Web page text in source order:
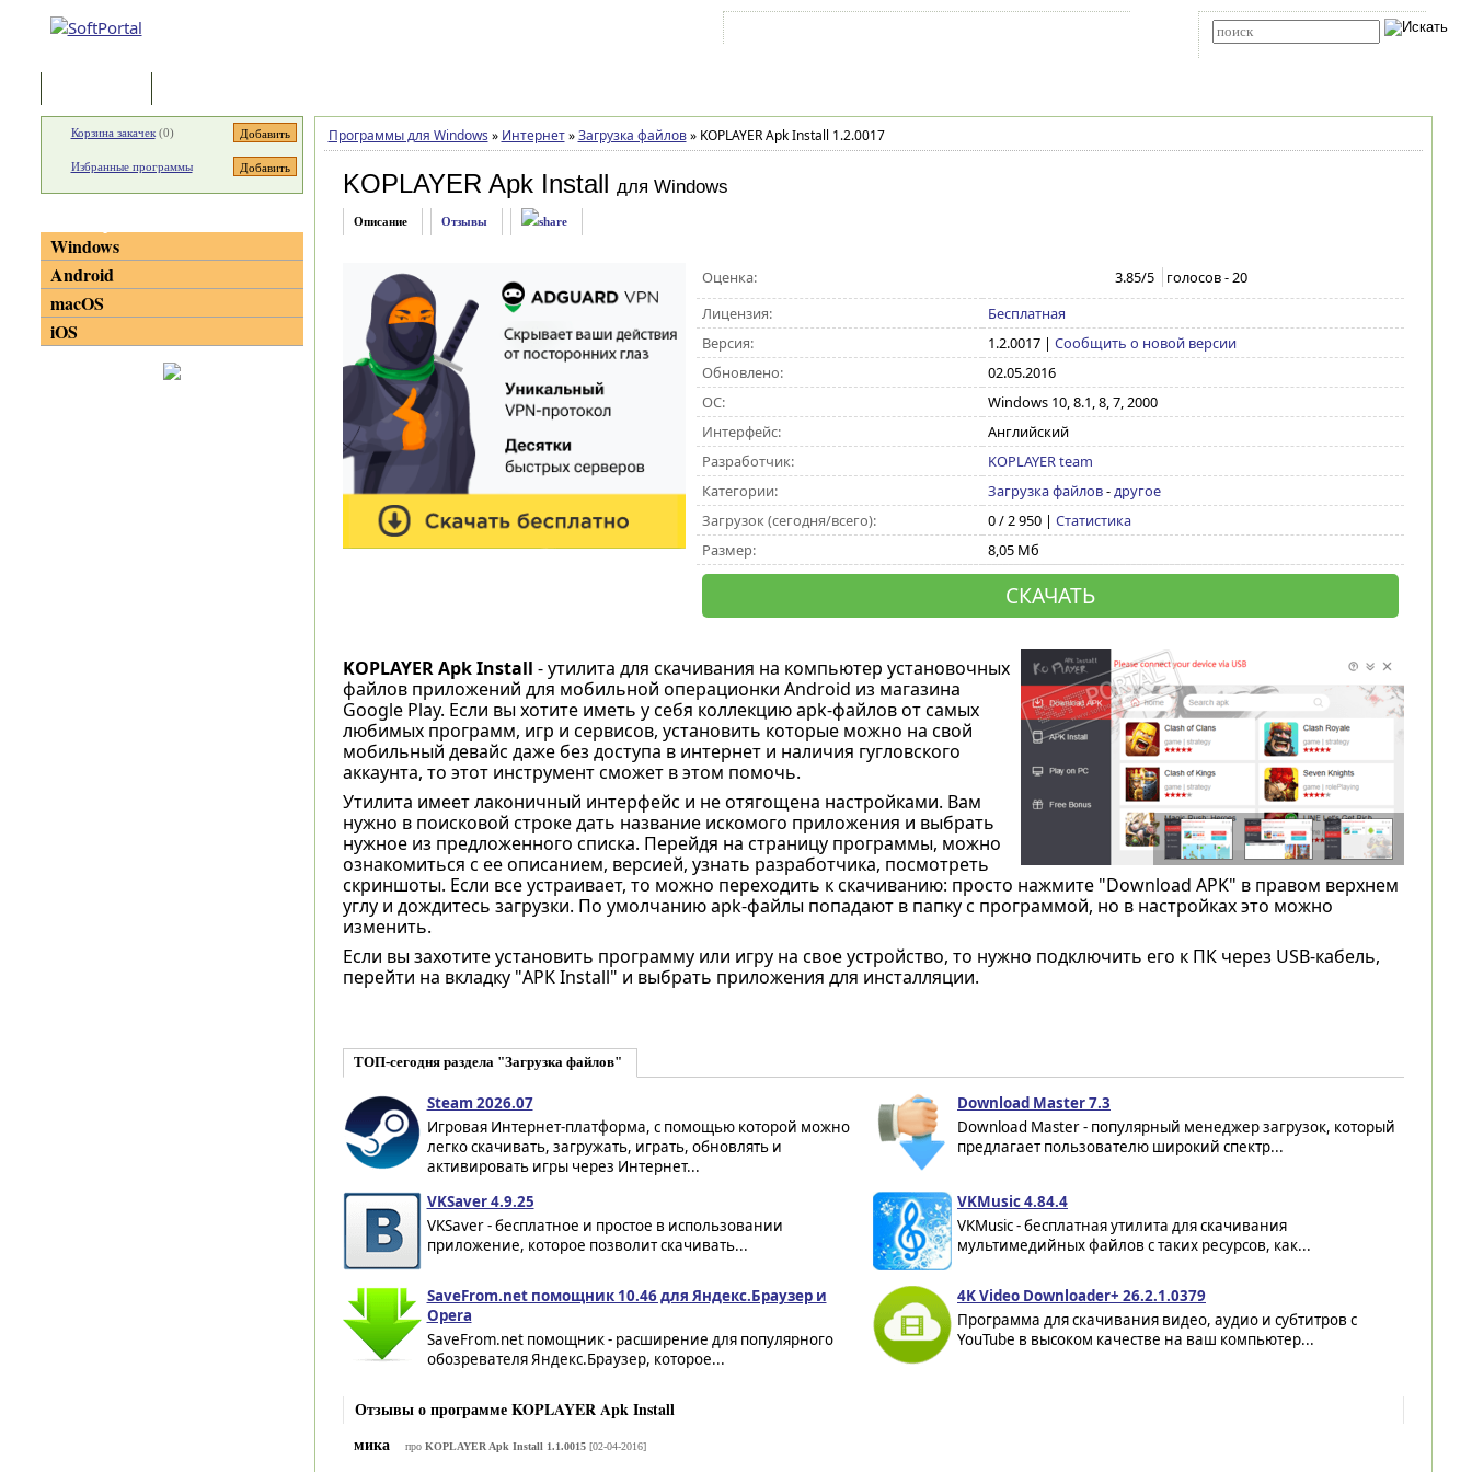
Программы для Windows » Интернет » Загрузка файлов »KOPLAYER Apk Install 1.2.0017
KOPLAYER Apk Install для Windows
Описание Отзывы
Оценка: 3.85/5 голосов -20
Лицензия:
Бесплатная
Версия:
1.2.0017| Сообщить о новой версии
Обновлено:
02.05.2016
ОС:
Windows 10, 8.1, 8, 7, 2000
Интерфейс:
Английский
Разработчик:
KOPLAYER team
Категории:
Загрузка файлов-другое
Загрузок (сегодня/всего):
0 / 2 950 | Статистика
Размер:
8,05 Мб
СКАЧАТЬ
KOPLAYER Apk Install - утилита для скачивания на компьютер установочных
файлов приложений для мобильной операционки Android из магазина
Google Play. Если вы хотите иметь у себя коллекцию apk-файлов от самых
любимых программ, игр и сервисов, установить которые можно на свой
мобильный девайс даже без доступа в интернет и наличия гугловского
аккаунта, то этот инструмент сможет в этом помочь.
Утилита имеет лаконичный интерфейс и не отягощена настройками. Вам
нужно в поисковой строке дать название искомого приложения и выбрать
нужное из предложенного списка. Перейдя на страницу программы, можно
ознакомиться с ее описанием, версией, узнать разработчика, посмотреть
скриншоты. Если все устраивает, то можно переходить к скачиванию: просто нажмите "Download APK" в правом верхнем
углу и дождитесь загрузки. По умолчанию apk-файлы попадают в папку с программой, но в настройках это можно
изменить.
Если вы захотите установить программу или игру на свое устройство, то нужно подключить его к ПК через USB-кабель,
перейти на вкладку "APK Install" и выбрать приложения для инсталляции.
ТОП-сегодня раздела "Загрузка файлов"
Steam 2026.07
Игровая Интернет-платформа, с помощью которой можно
легко скачивать, загружать, играть, обновлять и
активировать игры через Интернет...
Download Master 7.3
Download Master - популярный менеджер загрузок, который
предлагает пользователю широкий спектр...
VKSaver 4.9.25
VKSaver - бесплатное и простое в использовании
приложение, которое позволит скачивать...
VKMusic 4.84.4
VKMusic - бесплатная утилита для скачивания
мультимедийных файлов с таких ресурсов, как...
SaveFrom.net помощник 10.46 для Яндекс.Браузер и
Opera
SaveFrom.net помощник - расширение для популярного
обозревателя Яндекс.Браузер, которое...
4K Video Downloader+ 26.2.1.0379
Программа для скачивания видео, аудио и субтитров с
YouTube в высоком качестве на ваш компьютер...
Отзывы о программе KOPLAYER Apk Install
мика
про KOPLAYER Apk Install 1.1.0015[02-04-2016]
Корзина закачек(0)
Избранные программы
Windows
Android
macOS
iOS